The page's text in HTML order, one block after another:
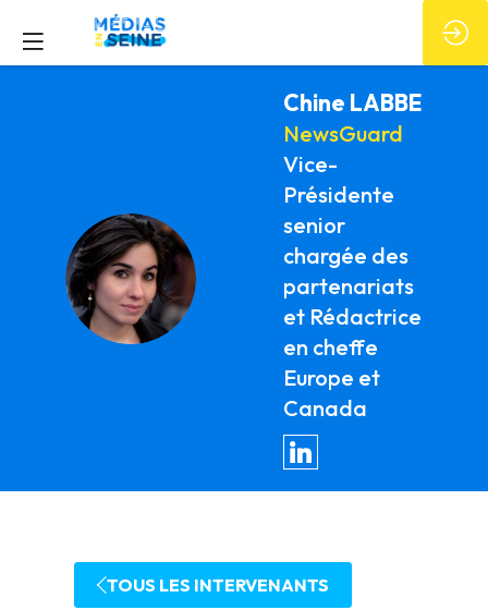
CL
Chine LABBE
NewsGuard
Vice-
Présidente
senior
chargée des
partenariats
et Rédactrice
en cheffe
Europe et
Canada
TOUS LES INTERVENANTS